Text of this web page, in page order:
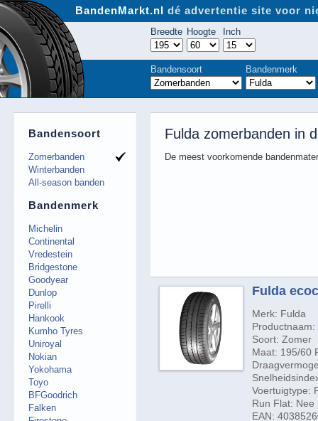
Fulda zomerbanden in
De meest voorkomende
Fulda
Merk: Fulda
Soort: Zomer
Maat: 195/60
Voertuigtype:
Run Flat: Nee
EAN:
Bandensoort
Zomerbanden
Winterbanden
All-season banden
Bandenmerk
Michelin
Continental
Vredestein
Bridgestone
Goodyear
Dunlop
Pirelli
Hankook
Kumho Tyres
Uniroyal
Nokian
Yokohama
Toyo
BFGoodrich
Falken
BandenMarkt.nl dé advertentie site voor
Breedte Hoogte Inch
Bandensoort Bandenmerk